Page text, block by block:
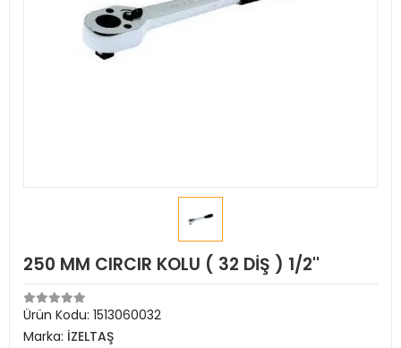
250 MM CIRCIR KOLU ( 32 DİŞ ) 1/2''
Ürün Kodu: 1513060032
Marka: İZELTAŞ